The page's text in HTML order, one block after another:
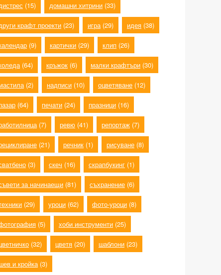
(15) домашни хитрини (33)
крафт проекти (23) игра (29) идея (38)
(9) картички (29) клип (26)
(64) кръжок (6) малки крафтъри (30)
(2) надписи (10) оцветяване (12)
(64) печати (24) празници (16)
(7) ревю (41) репортаж (7)
(21) речник (1) рисуване (8)
(3) скеч (16) скрапбукинг (1)
за начинаещи (81) съхранение (6)
(29) уроци (62) фото-уроци (8)
(5) хоби инструменти (25)
(32) цветя (20) шаблони (23)
и кройка (3)